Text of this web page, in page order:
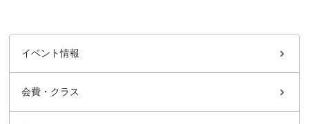
イベント情報
会費・クラス